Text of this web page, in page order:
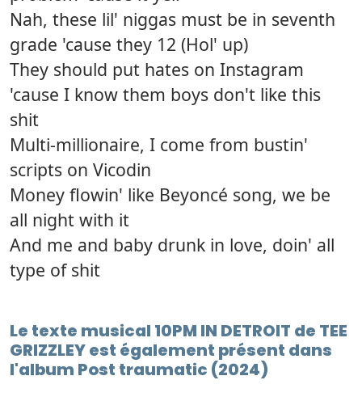
Nah, these lil' niggas must be in seventh
grade 'cause they 12 (Hol' up)
They should put hates on Instagram
'cause I know them boys don't like this
shit
Multi-millionaire, I come from bustin'
scripts on Vicodin
Money flowin' like Beyoncé song, we be
all night with it
And me and baby drunk in love, doin' all
type of shit
Le texte musical 10PM IN DETROIT de TEE
GRIZZLEY est également présent dans
l'album Post traumatic (2024)